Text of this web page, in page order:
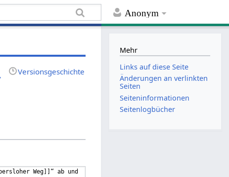
Anonym
Versionsgeschichte
Mehr
Links auf diese Seite
Änderungen an verlinkten
Seiten
Seiten­informationen
Seitenlogbücher